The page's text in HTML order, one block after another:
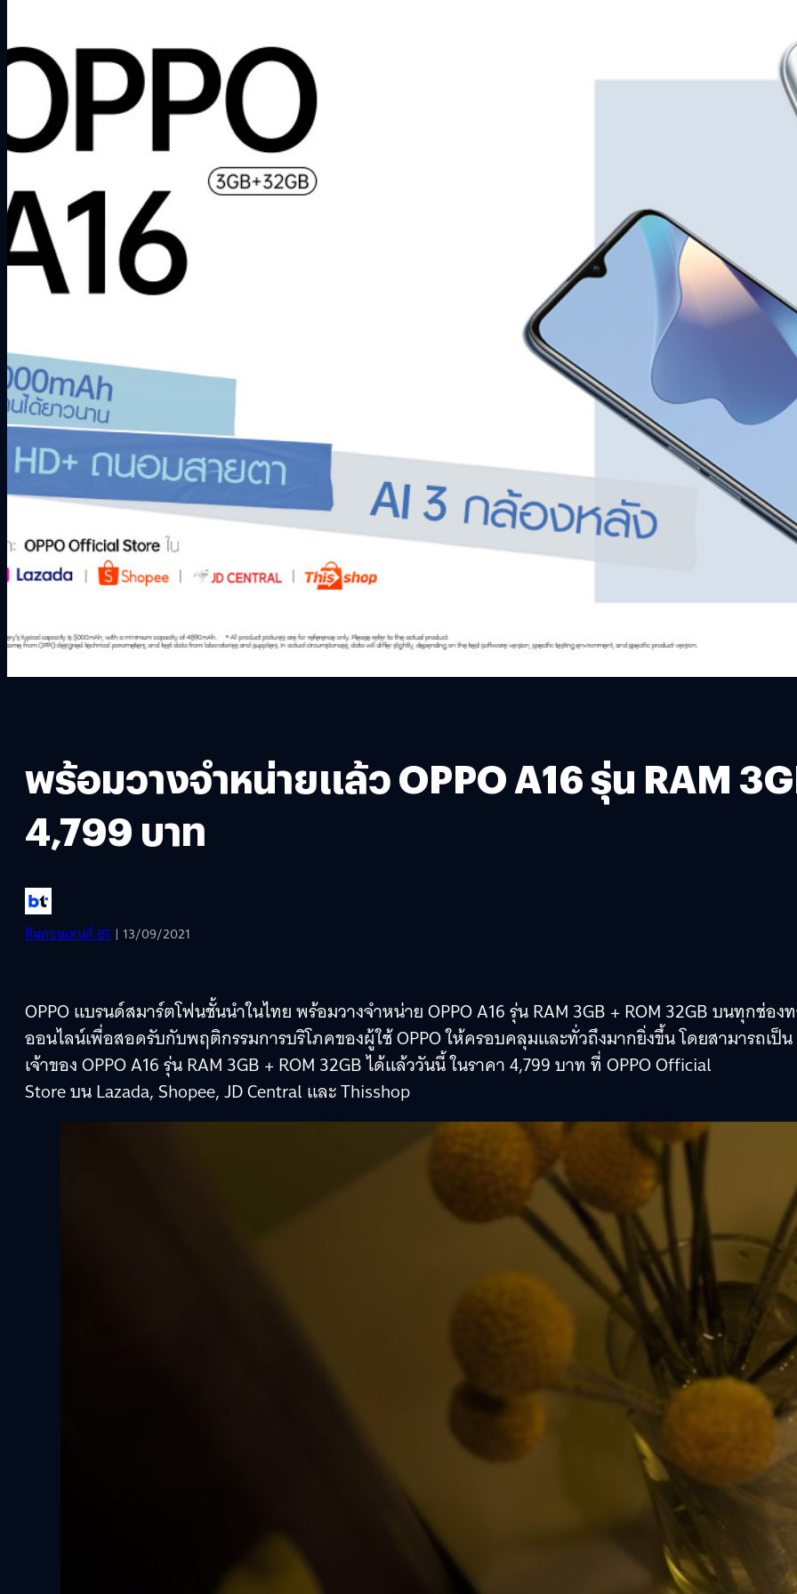
พร้อมวางจำหน่ายแล้ว OPPO A16 รุ่น RAM
4,799 บาท
ทีมคอนเทนต์ BT | 13/09/2021
OPPO แบรนด์สมาร์ตโฟนชั้นนำในไทย พร้อมวางจำหน่าย OPPO A16 รุ่น RAM 3GB + ROM 32GB บนทุกช่อง
ออนไลน์เพื่อสอดรับกับพฤติกรรมการบริโภคของผู้ใช้ OPPO ให้ครอบคลุมและทั่วถึงมากยิ่งขึ้น โดยสามารถเป็น
เจ้าของ OPPO A16 รุ่น RAM 3GB + ROM 32GB ได้แล้ววันนี้ ในราคา 4,799 บาท ที่ OPPO Official
Store บน Lazada, Shopee, JD Central และ Thisshop